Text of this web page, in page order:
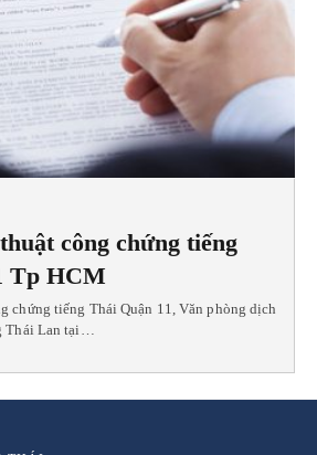
công chứng tiếng
Tp HCM
chứng tiếng Thái Quận 11, Văn phòng dịch
Thái Lan tại…